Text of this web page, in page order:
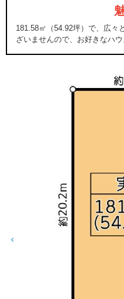
181.58㎡（54.92坪）で、広々
ざいませんので、お好きなハ